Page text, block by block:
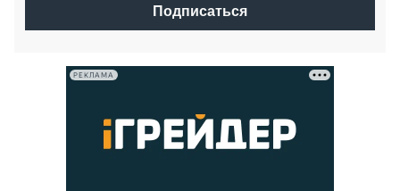
Подписаться
РЕКЛАМА